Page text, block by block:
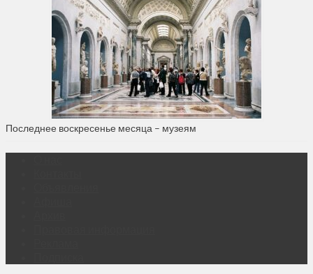
Последнее воскресенье месяца – музеям